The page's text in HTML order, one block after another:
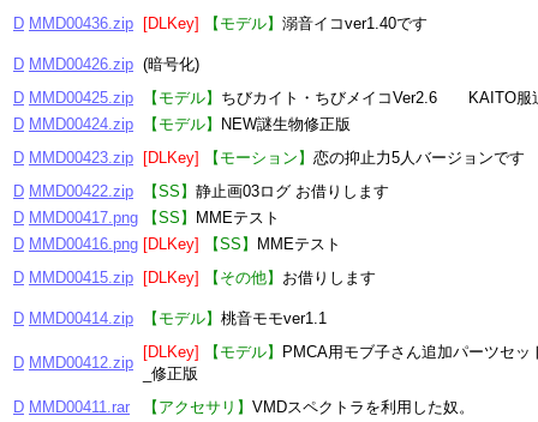
D MMD00436.zip [DLKey] 【モデル】 溺音イコver1.40です
D MMD00426.zip (暗号化)
D MMD00425.zip 【モデル】 ちびカイト・ちびメイコVer2.6 KAITO服
D MMD00424.zip 【モデル】
NEW謎生物修正版
D MMD00423.zip [DLKey] 【モーション】 恋の抑止力5人バージョンです
D MMD00422.zip 【SS】 静止画03ログ お借りします
D MMD00417.png 【SS】
MMEテスト
D MMD00416.png [DLKey] 【SS】
MMEテスト
D MMD00415.zip [DLKey] 【その他】 お借りします
D MMD00414.zip 【モデル】 桃音モモver1.1
D MMD00412.zip
[DLKey] 【モデル】
PMCA用モブ子さん追加パーツセッ
_修正版
D MMD00411.rar 【アクセサリ】 VMDスペクトラを利用した奴。